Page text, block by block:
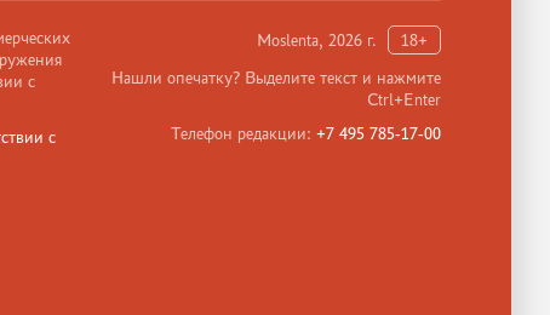
Moslenta, 2026 г.
18+
Нашли опечатку? Выделите текст и нажмите
Ctrl+Enter
Телефон редакции: +7 495 785-17-00
с
с